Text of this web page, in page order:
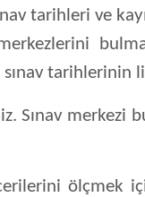
tarihleri ve
tarihlerinin
Sınav merkezi
ölçmek